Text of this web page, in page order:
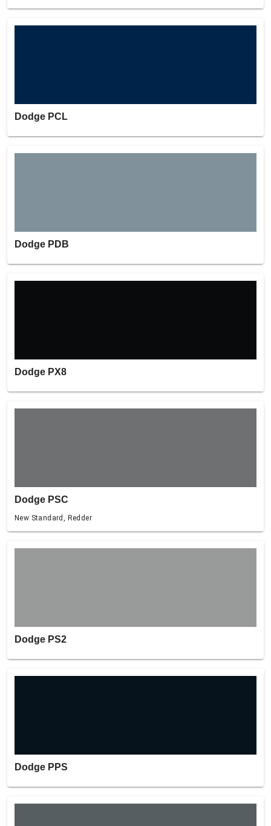
Dodge PCL
Dodge PDB
Dodge PX8
Dodge PSC
New Standard, Redder
Dodge PS2
Dodge PPS